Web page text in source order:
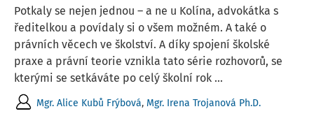
Potkaly se nejen jednou – a ne u Kolína, advokátka s
ředitelkou a povídaly si o všem možném. A také o
právních věcech ve školství. A díky spojení školské
praxe a právní teorie vznikla tato série rozhovorů, se
kterými se setkáváte po celý školní rok ...
Mgr. Alice Kubů Frýbová, Mgr. Irena Trojanová Ph.D.